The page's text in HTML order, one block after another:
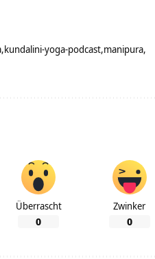
kundalini-yoga-podcast manipura
Überrascht
0
Zwinker
0